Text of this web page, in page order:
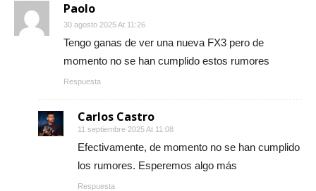
Paolo
30 agosto 2025 At 11:26
Tengo ganas de ver una nueva FX3 pero de
momento no se han cumplido estos rumores
Respuesta
Carlos Castro
11 septiembre 2025 At 11:08
Efectivamente, de momento no se han cumplido
los rumores. Esperemos algo más
Respuesta